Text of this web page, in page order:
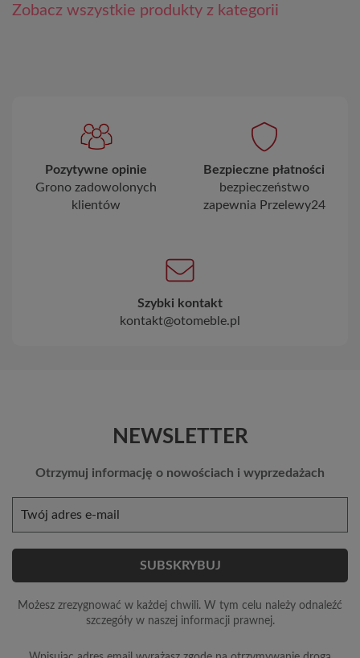
Zobacz wszystkie produkty z kategorii
Pozytywne opinie
Grono zadowolonych
klientów
Bezpieczne płatności
bezpieczeństwo
zapewnia Przelewy24
Szybki kontakt
kontakt@otomeble.pl
NEWSLETTER
Otrzymuj informację o nowościach i wyprzedażach
Możesz zrezygnować w każdej chwili. W tym celu należy odnaleźć
szczegóły w naszej informacji prawnej.